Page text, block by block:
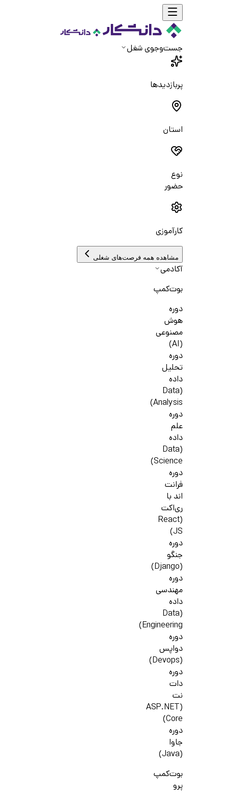
جست‌و‌جوی شغل
پربازدیدها
استان
نوع
حضور
کارآموزی
مشاهده همه فرصت‌های شغلی
آکادمی
بوت‌کمپ
دوره
هوش
مصنوعی
(AI)
دوره
تحلیل
داده
(Data
Analysis)
دوره
علم
داده
(Data
Science)
دوره
فرانت
اند با
ری‌اکت
(React
JS)
دوره
جنگو
(Django)
دوره
مهندسی
داده
(Data
Engineering)
دوره
دواپس
(Devops)
دوره
دات
نت
(ASP.NET
Core)
دوره
جاوا
(Java)
بوت‌کمپ
پرو